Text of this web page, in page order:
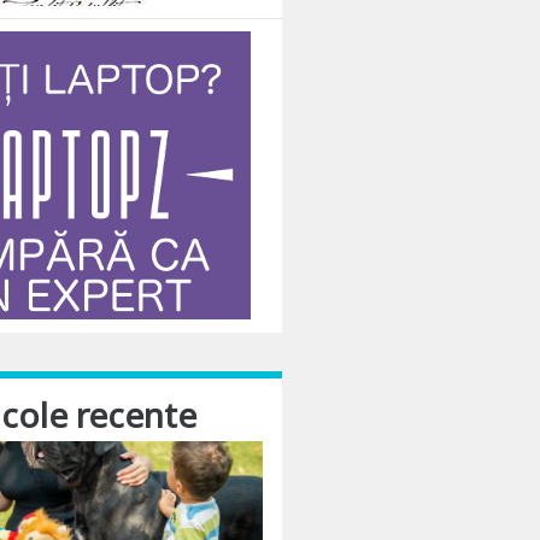
recente